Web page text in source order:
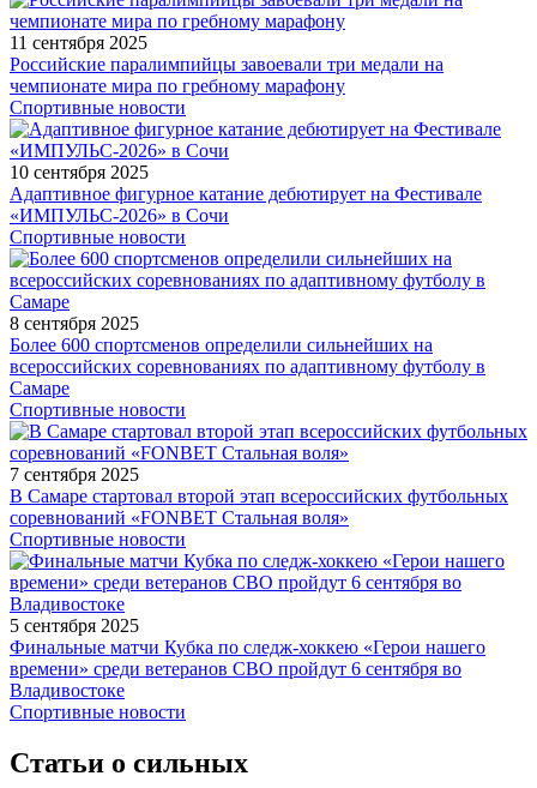
11 сентября 2025
Российские паралимпийцы завоевали три медали на
чемпионате мира по гребному марафону
Спортивные новости
10 сентября 2025
Адаптивное фигурное катание дебютирует на Фестивале
«ИМПУЛЬС-2026» в Сочи
Спортивные новости
8 сентября 2025
Более 600 спортсменов определили сильнейших на
всероссийских соревнованиях по адаптивному футболу в
Самаре
Спортивные новости
7 сентября 2025
В Самаре стартовал второй этап всероссийских футбольных
соревнований «FONBET Стальная воля»
Спортивные новости
5 сентября 2025
Финальные матчи Кубка по следж-хоккею «Герои нашего
времени» среди ветеранов СВО пройдут 6 сентября во
Владивостоке
Спортивные новости
Статьи о сильных